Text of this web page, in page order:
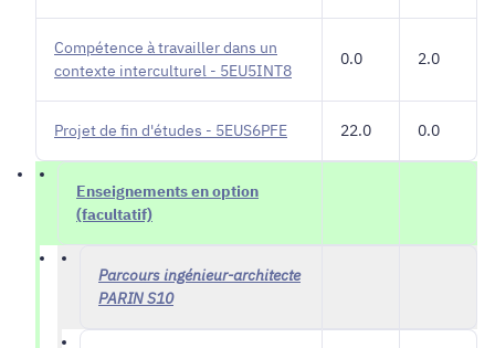
Compétence à travailler dans un
contexte interculturel - 5EU5INT8
0.0 2.0
Projet de fin d'études - 5EUS6PFE 22.0 0.0
Enseignements en option
(facultatif)
Parcours ingénieur-architecte
PARIN S10